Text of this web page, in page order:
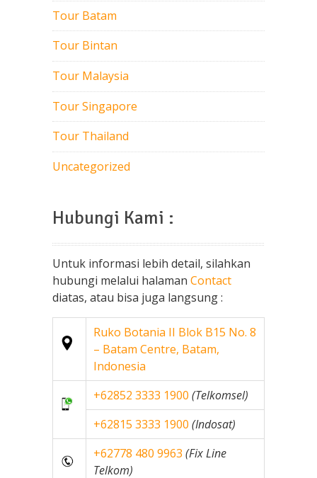
Tour Batam
Tour Bintan
Tour Malaysia
Tour Singapore
Tour Thailand
Uncategorized
Hubungi Kami :
Untuk informasi lebih detail, silahkan
hubungi melalui halaman Contact
diatas, atau bisa juga langsung :
Ruko Botania II Blok B15 No. 8
– Batam Centre, Batam,
Indonesia
+62852 3333 1900 (Telkomsel)
+62815 3333 1900 (Indosat)
+62778 480 9963 (Fix Line
Telkom)